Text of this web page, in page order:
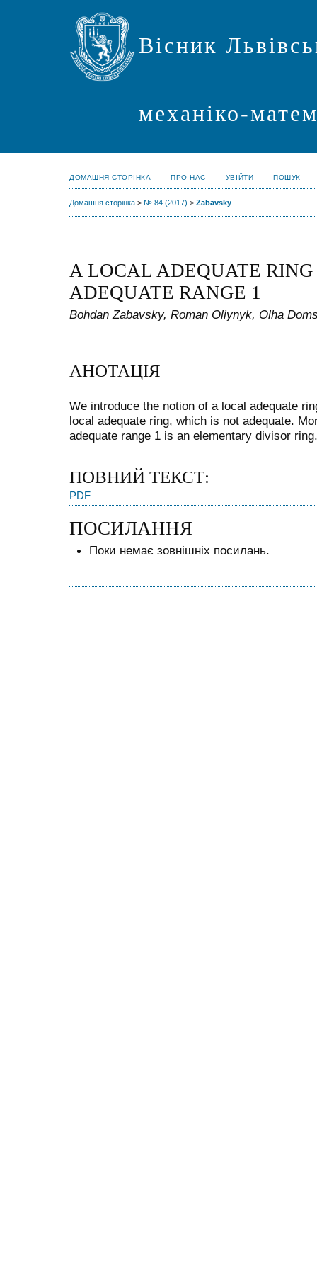
Вісник
механіко-
ДОМАШНЯ СТОРІНКА ПРО НАС УВІЙТИ ПОШУК
Домашня сторінка > № 84 (2017) > Zabavsky
A LOCAL ADEQUATE
ADEQUATE RANGE 1
Bohdan Zabavsky, Roman Oliynyk, Olha
АНОТАЦІЯ
We introduce the notion of a local adequate
local adequate ring, which is not adequate.
adequate range 1 is an elementary divisor ring.
ПОВНИЙ ТЕКСТ:
PDF
ПОСИЛАННЯ
Поки немає зовнішніх посилань.